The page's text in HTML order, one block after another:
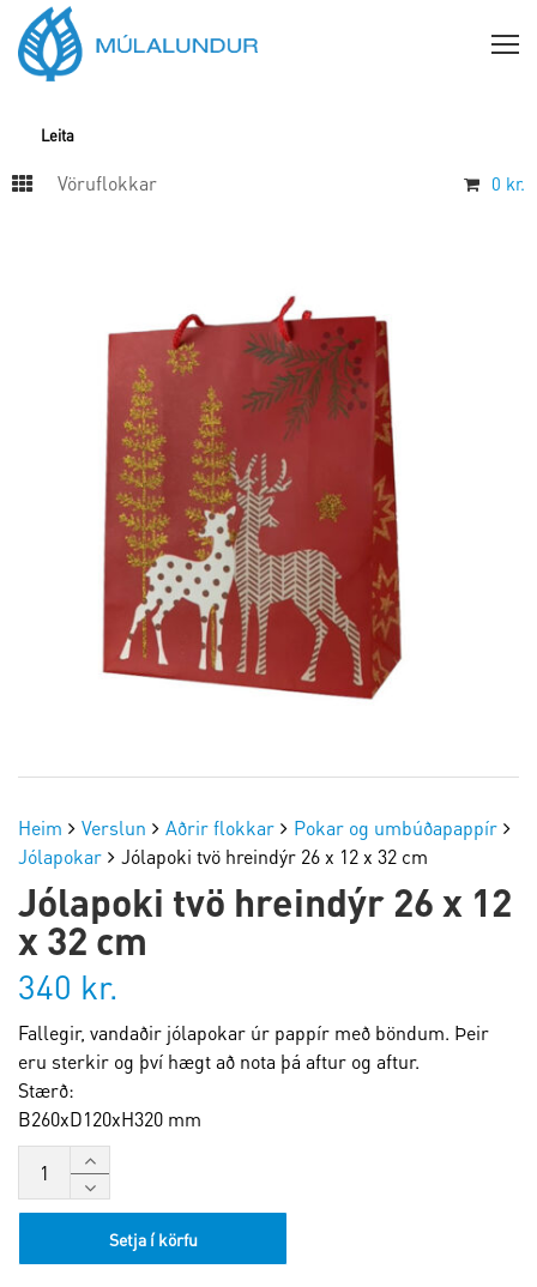
Vöruflokkar 0 kr.
Heim Verslun Aðrir flokkar
Pokar og umbúðapappír
Jólapokar
Jólapoki tvö hreindýr 26 x 12 x 32 cm
Jólapoki tvö hreindýr 26 x 12
x 32 cm
340 kr.
Fallegir, vandaðir jólapokar úr pappír með böndum. Þeir
eru sterkir og því hægt að nota þá aftur og aftur.
Stærð:
B260xD120xH320 mm
Setja í körfu